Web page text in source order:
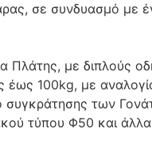
σε συνδυασμό με
Πλάτης, με διπλούς
100kg, με
συγκράτησης των
τύπου Φ50 και